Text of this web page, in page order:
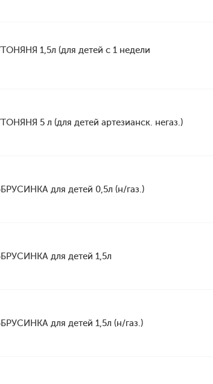
1,5л (для детей с 1 недели
5 л (для детей артезианск. негаз.)
для детей 0,5л (н/газ.)
для детей 1,5л
для детей 1,5л (н/газ.)